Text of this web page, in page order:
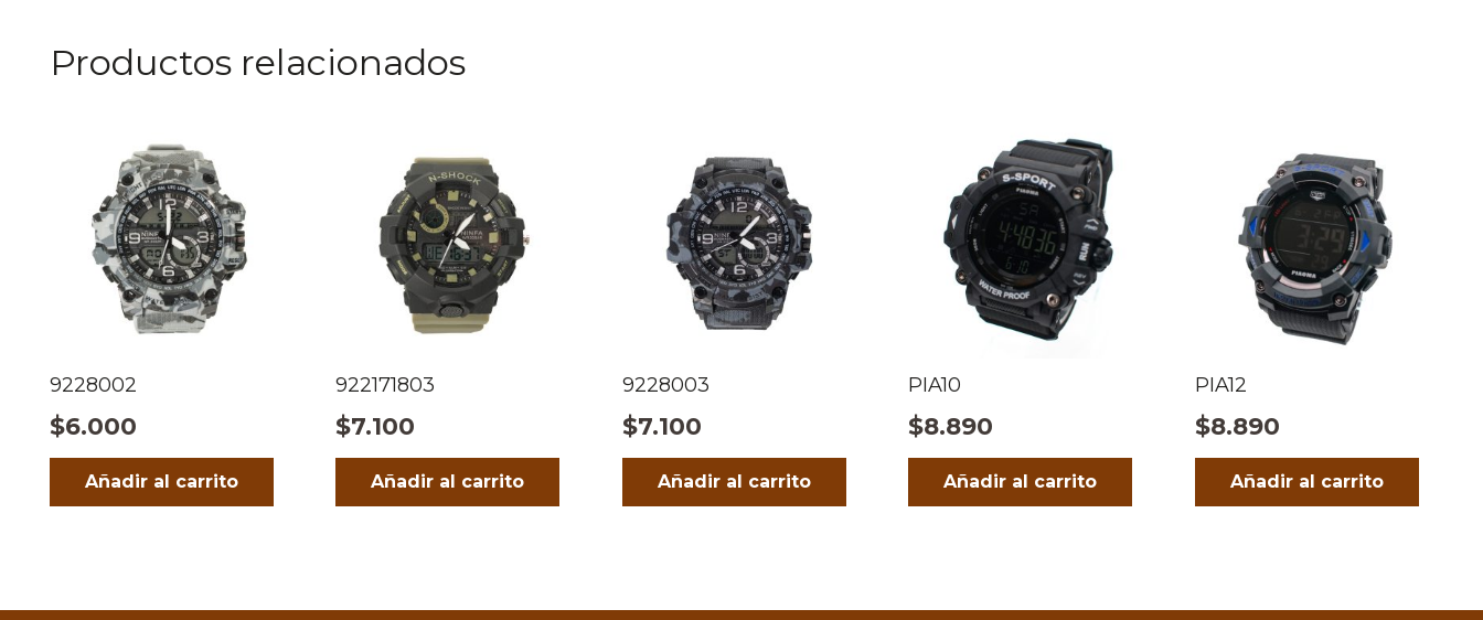
Productos relacionados
9228002
$6.000
Añadir al carrito
922171803
$7.100
Añadir al carrito
9228003
$7.100
Añadir al carrito
PIA10
$8.890
Añadir al carrito
PIA12
$8.890
Añadir al carrito